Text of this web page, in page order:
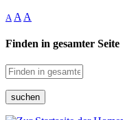
A A A
Finden in gesamter Seite
suchen